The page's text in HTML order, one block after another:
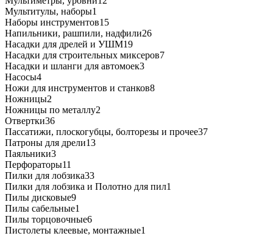
Мультитулы, наборы1
Наборы инструментов15
Напильники, рашпили, надфили26
Насадки для дрелей и УШМ19
Насадки для строительных миксеров7
Насадки и шланги для автомоек3
Насосы4
Ножи для инструментов и станков8
Ножницы2
Ножницы по металлу2
Отвертки36
Пассатижи, плоскогубцы, болторезы и прочее37
Патроны для дрели13
Паяльники3
Перфораторы11
Пилки для лобзика33
Пилки для лобзика и Полотно для пил1
Пилы дисковые9
Пилы сабельные1
Пилы торцовочные6
Пистолеты клеевые, монтажные1